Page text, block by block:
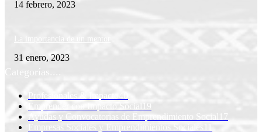
14 febrero, 2023
La importancia de un mentor
31 enero, 2023
Categorías....
Profesionales & Impacto
Emprender con Impacto Social
Ayudas y Convocatorias de Emprendimiento Social
17
Empresas Sociales y Emprendimientos Sociales